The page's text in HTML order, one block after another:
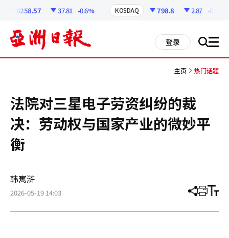
6258.57 37.81 -0.6% KOSDAQ 798.8 2.87 -0.36%
登录 搜 all
主页 热门话题
法院对三星电子劳资纠纷的裁
决：劳动权与国家产业的微妙平
衡
韩寯浒
2026-05-19 14:03 分
章
打 调
小